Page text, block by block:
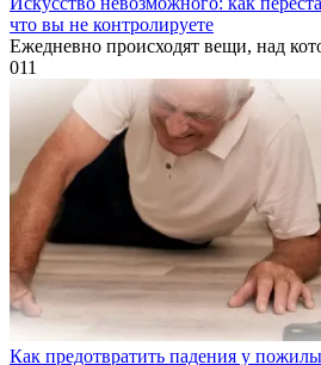
что вы не контролируете
Ежедневно происходят вещи, над
011
Как предотвратить падения у